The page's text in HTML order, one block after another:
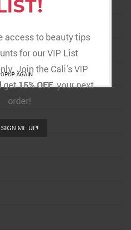
LIST!
access to beauty tips
for our VIP List
Join the Cali’s VIP
get15% OFFyour next
order!
SIGN ME UP!
AGAIN